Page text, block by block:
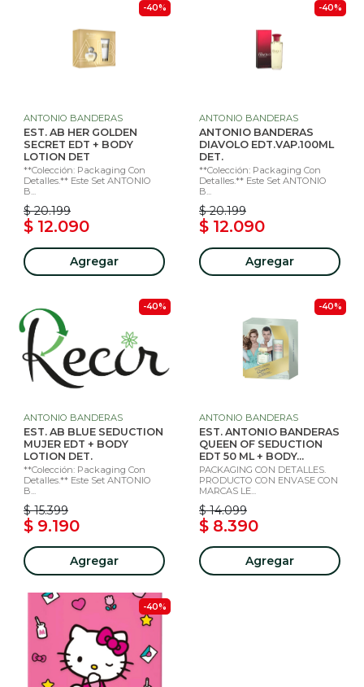
-40%
ANTONIO BANDERAS
EST. AB HER GOLDEN
SECRET EDT + BODY
LOTION DET
**Colección: Packaging Con
Detalles.** Este Set ANTONIO
B...
$ 20.199
$ 12.090
Agregar
-40%
ANTONIO BANDERAS
ANTONIO BANDERAS
DIAVOLO EDT.VAP.100ML
DET.
**Colección: Packaging Con
Detalles.** Este Set ANTONIO
B...
$ 20.199
$ 12.090
Agregar
-40%
ANTONIO BANDERAS
EST. AB BLUE SEDUCTION
MUJER EDT + BODY
LOTION DET.
**Colección: Packaging Con
Detalles.** Este Set ANTONIO
B...
$ 15.399
$ 9.190
Agregar
-40%
ANTONIO BANDERAS
EST. ANTONIO BANDERAS
QUEEN OF SEDUCTION
EDT 50 ML + BODY...
PACKAGING CON DETALLES.
PRODUCTO CON ENVASE CON
MARCAS LE...
$ 14.099
$ 8.390
Agregar
-40%